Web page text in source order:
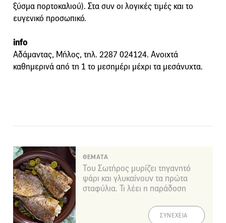
ξύσμα πορτοκαλιού). Στα συν οι λογικές τιμές και το
ευγενικό προσωπικό.
info
Αδάμαντας, Μήλος, τηλ. 2287 024124. Ανοιχτά
καθημερινά από τη 1 το μεσημέρι μέχρι τα μεσάνυχτα.
ΘΕΜΑΤΑ
Του Σωτήρος μυρίζει τηγανητό
ψάρι και γλυκαίνουν τα πρώτα
σταφύλια. Τι λέει η παράδοση
ΣΥΝΕΧΕΙΑ